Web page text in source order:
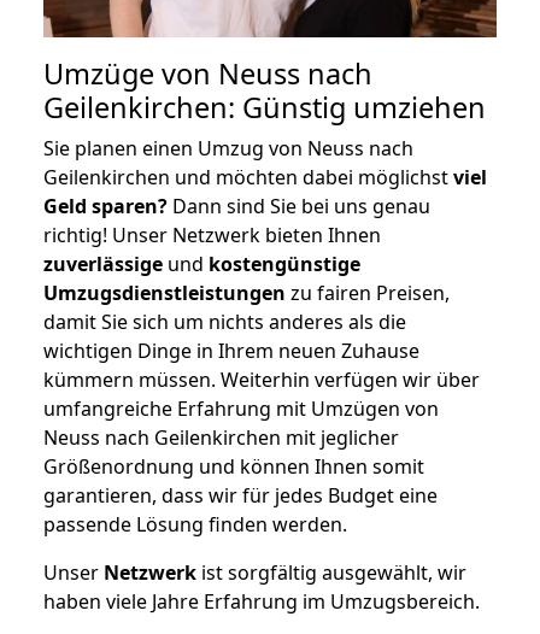
Umzüge von Neuss nach
Geilenkirchen: Günstig umziehen
Sie planen einen Umzug von Neuss nach
Geilenkirchen und möchten dabei möglichstviel
Geld sparen? Dann sind Sie bei uns genau
richtig! Unser Netzwerk bieten Ihnen
zuverlässige und kostengünstige
Umzugsdienstleistungen zu fairen Preisen,
damit Sie sich um nichts anderes als die
wichtigen Dinge in Ihrem neuen Zuhause
kümmern müssen. Weiterhin verfügen wir über
umfangreiche Erfahrung mit Umzügen von
Neuss nach Geilenkirchen mit jeglicher
Größenordnung und können Ihnen somit
garantieren, dass wir für jedes Budget eine
passende Lösung finden werden.
Unser Netzwerk ist sorgfältig ausgewählt, wir
haben viele Jahre Erfahrung im Umzugsbereich.